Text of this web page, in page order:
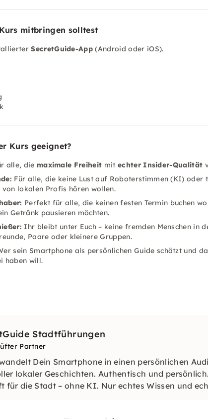
mitbringen solltest
SecretGuide-App (Android oder iOS).
Kurs geeignet?
alle, die maximale Freiheit mit echter Insider-Qualität
Für alle, die keine Lust auf Roboterstimmen (KI) oder
von lokalen Profis hören wollen.
Perfekt für alle, die keinen festen Termin buchen
Getränk pausieren möchten.
Ihr bleibt unter Euch – keine fremden Menschen in
Paare oder kleinere Gruppen.
sein Smartphone als persönlichen Guide schätzt und
haben will.
Stadtführungen
Partner
Dein Smartphone in einen persönlichen
lokaler Geschichten. Authentisch und
für die Stadt – ohne KI. Nur echtes Wissen und